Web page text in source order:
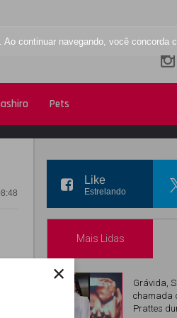
×
Ao continuar navegando, você concorda
Pets
Like
Estrelando
Mais Lidas
Grávida,
chamada
Prattes